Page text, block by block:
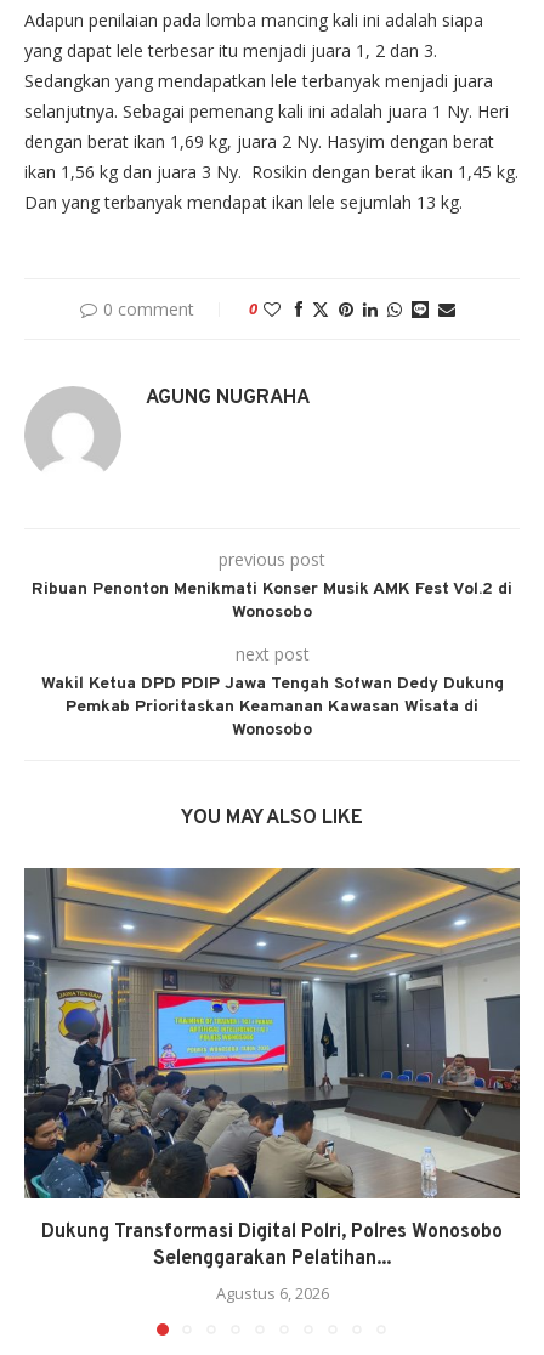
Adapun penilaian pada lomba mancing kali ini adalah siapa
yang dapat lele terbesar itu menjadi juara 1, 2 dan 3.
Sedangkan yang mendapatkan lele terbanyak menjadi juara
selanjutnya. Sebagai pemenang kali ini adalah juara 1 Ny. Heri
dengan berat ikan 1,69 kg, juara 2 Ny. Hasyim dengan berat
ikan 1,56 kg dan juara 3 Ny. Rosikin dengan berat ikan 1,45 kg.
Dan yang terbanyak mendapat ikan lele sejumlah 13 kg.
0 comment 0
AGUNG NUGRAHA
previous post
Ribuan Penonton Menikmati Konser Musik AMK Fest Vol.2 di
Wonosobo
next post
Wakil Ketua DPD PDIP Jawa Tengah Sofwan Dedy Dukung
Pemkab Prioritaskan Keamanan Kawasan Wisata di
Wonosobo
YOU MAY ALSO LIKE
Dukung Transformasi Digital Polri, Polres Wonosobo
Selenggarakan Pelatihan...
Agustus 6, 2026